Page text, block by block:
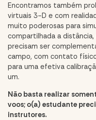
Encontramos também
virtuais 3-D e com
muito poderosas para
compartilhada a
precisam ser
campo, com contato
para uma efetiva
um.
Não basta realizar
voos; o(a) estudante
instrutores.